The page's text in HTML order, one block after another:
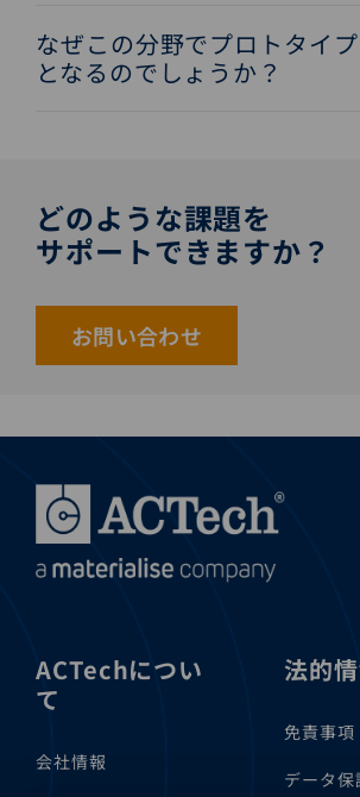
なぜこの分野でプロトタイ
となるのでしょうか？
どのような課題を
サポートできますか？
お問い合わせ
ACTechについ
て
会社情報
法的
免責事項
データ保